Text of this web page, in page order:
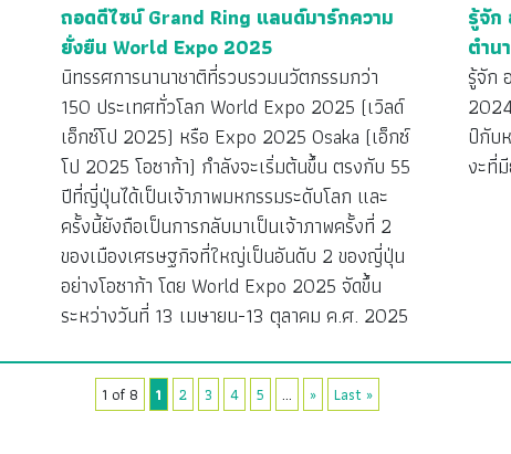
ถอดดีไซน์ Grand Ring แลนด์มาร์กความ
ยั่งยืน World Expo 2025
นิทรรศการนานาชาติที่รวบรวมนวัตกรรมกว่า
150 ประเทศทั่วโลก World Expo 2025 (เวิลด์
เอ็กซ์โป 2025) หรือ Expo 2025 Osaka (เอ็กซ์
โป 2025 โอซาก้า) กำลังจะเริ่มต้นขึ้น ตรงกับ 55
ปีที่ญี่ปุ่นได้เป็นเจ้าภาพมหกรรมระดับโลก และ
ครั้งนี้ยังถือเป็นการกลับมาเป็นเจ้าภาพครั้งที่ 2
ของเมืองเศรษฐกิจที่ใหญ่เป็นอันดับ 2 ของญี่ปุ่น
อย่างโอซาก้า โดย World Expo 2025 จัดขึ้น
ระหว่างวันที่ 13 เมษายน-13 ตุลาคม ค.ศ. 2025
รู้จัก
ตำน
รู้จัก
ป์กับ
งะที่
1 of 8 1 2 3 4 5 ... » Last »